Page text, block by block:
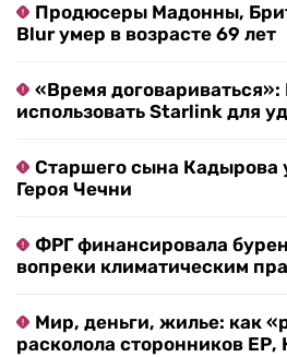
Продюсеры Мадонны,
Blur умер в возрасте 69 лет
«Время
использовать Starlink для
Старшего сына Кадырова
Героя Чечни
ФРГ финансировала
вопреки климатическим
Мир, деньги, жилье: как
расколола сторонников